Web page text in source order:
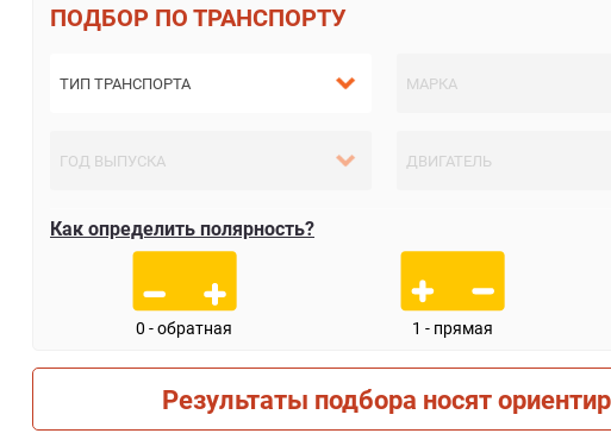
ПО ТРАНСПОРТУ
Как определить полярность?
0 - обратная 1 - прямая
Результаты подбора носят